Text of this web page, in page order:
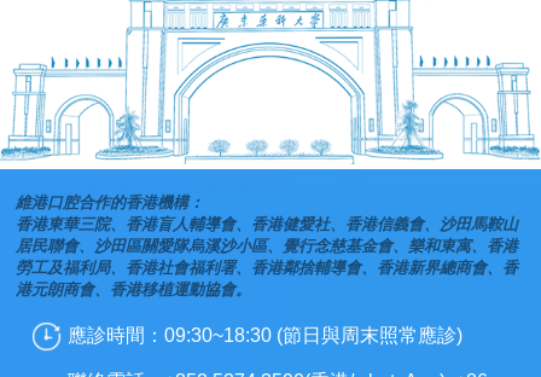
維港口腔合作的香港機構：
香港東華三院、香港盲人輔導會、香港健愛社、香港信義會、沙田馬鞍山
居民聯會、沙田區關愛隊烏溪沙小區、覺行念慈基金會、樂和東寓、香港
勞工及福利局、香港社會福利署、香港鄰捨輔導會、香港新界總商會、香
港元朗商會、香港移植運動協會。
應診時間：09:30~18:30 (節日與周末照常應診)